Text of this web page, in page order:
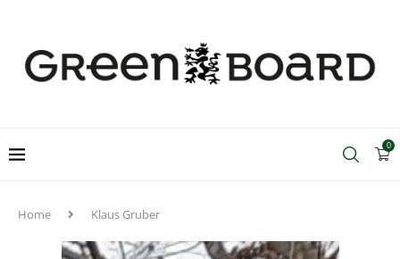
0
Home Klaus Gruber